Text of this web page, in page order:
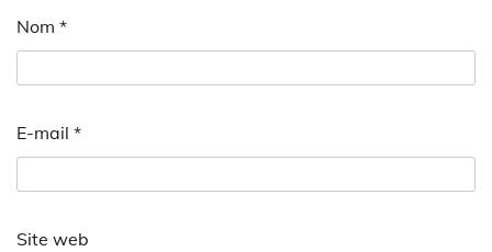
Nom *
E-mail *
Site web